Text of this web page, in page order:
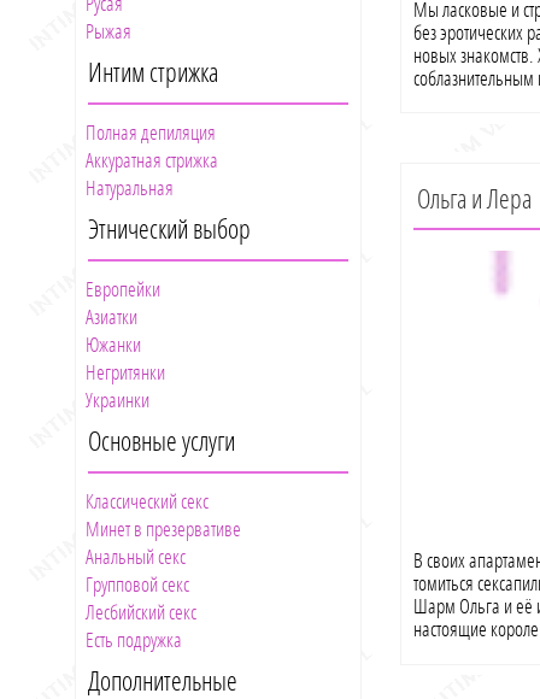
одновременно!
коллективного
Совсем нет!
Мы ласковые и
без эротических
новых
неистовые
удовольствием
только… Выбери
настоящий
Ольга и Лера
В своих
томиться
Шарм Ольга и её
настоящие
Рыжая
Интим стрижка
Полная депиляция
Аккуратная стрижка
Натуральная
Этнический выбор
Европейки
Азиатки
Южанки
Негритянки
Украинки
Основные услуги
Классический секс
Минет в презервативе
Анальный секс
Групповой секс
Лесбийский секс
Есть подружка
Дополнительные